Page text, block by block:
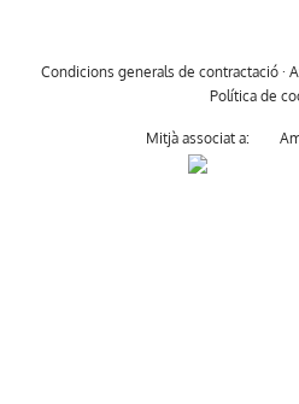
Condicions generals de contractació·
Política de
Mitjà associat a: